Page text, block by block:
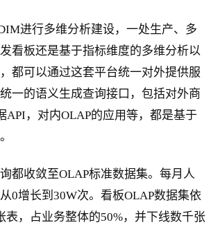
进行多维分析建设，一处生产、多
看板还是基于指标维度的多维分析以
都可以通过这套平台统一对外提供服
一的语义生成查询接口，包括对外商
API，对内OLAP的应用等，都是基于
都收敛至OLAP标准数据集。每月人
0增长到30W次。看板OLAP数据集依
表，占业务整体的50%，并下线数千张